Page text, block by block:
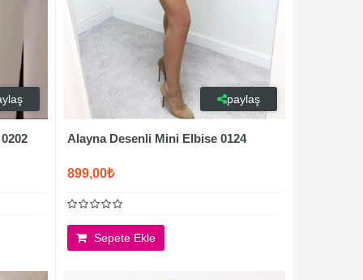
paylaş
Alayna Desenli Mini Elbise 0124
899,00₺
Sepete Ekle